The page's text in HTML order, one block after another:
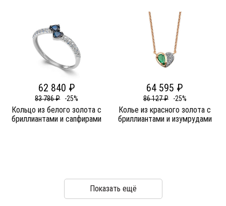
62 840 ₽
83 786 ₽ -25%
Кольцо из белого золота c
бриллиантами и сапфирами
64 595 ₽
86 127 ₽ -25%
Колье из красного золота c
бриллиантами и изумрудами
Показать ещё